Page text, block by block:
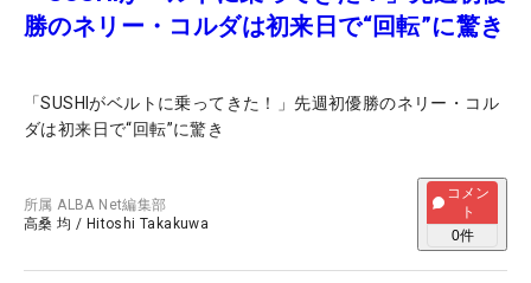
勝のネリー・コルダは初来日で“回転”に驚き
「SUSHIがベルトに乗ってきた！」先週初優勝のネリー・コル
ダは初来日で“回転”に驚き
所属ALBA Net編集部
高桑 均 / Hitoshi Takakuwa
コメン
ト
0件